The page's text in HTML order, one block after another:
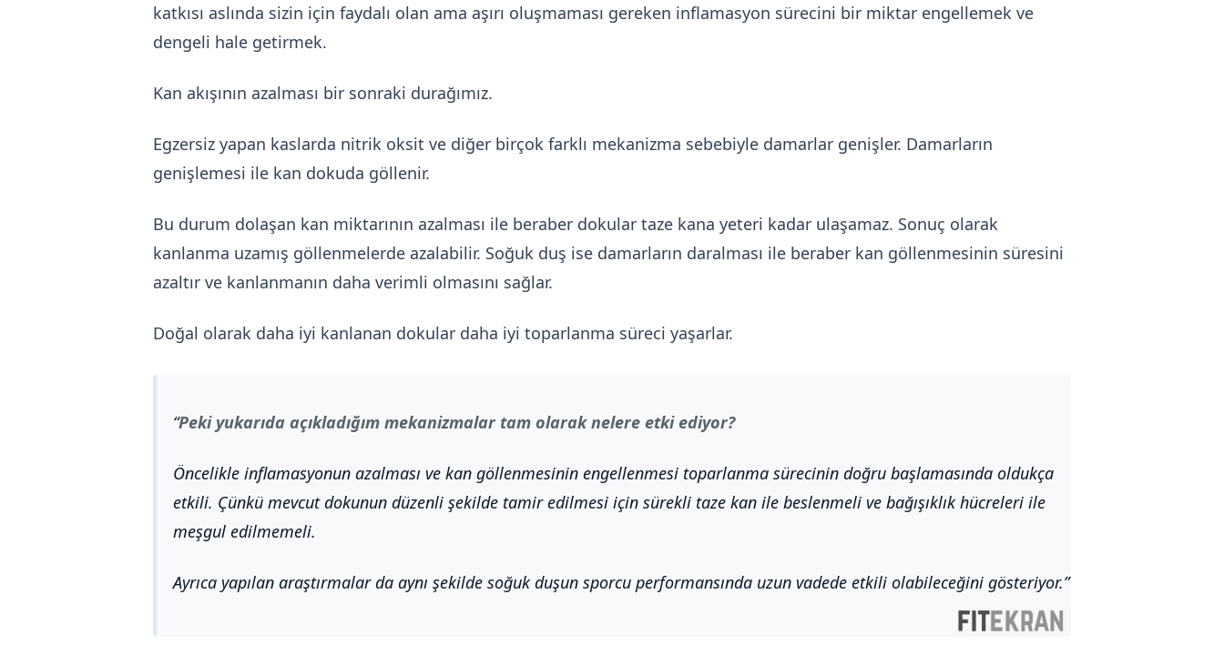
katkısı aslında sizin için faydalı olan ama aşırı oluşmaması gereken inflamasyon sürecini bir miktar engellemek ve
dengeli hale getirmek.
Kan akışının azalması bir sonraki durağımız.
Egzersiz yapan kaslarda nitrik oksit ve diğer birçok farklı mekanizma sebebiyle damarlar genişler. Damarların
genişlemesi ile kan dokuda göllenir.
Bu durum dolaşan kan miktarının azalması ile beraber dokular taze kana yeteri kadar ulaşamaz. Sonuç olarak
kanlanma uzamış göllenmelerde azalabilir. Soğuk duş ise damarların daralması ile beraber kan göllenmesinin süresini
azaltır ve kanlanmanın daha verimli olmasını sağlar.
Doğal olarak daha iyi kanlanan dokular daha iyi toparlanma süreci yaşarlar.
Peki yukarıda açıkladığım mekanizmalar tam olarak nelere etki ediyor?
Öncelikle inflamasyonun azalması ve kan göllenmesinin engellenmesi toparlanma sürecinin doğru başlamasında oldukça
etkili. Çünkü mevcut dokunun düzenli şekilde tamir edilmesi için sürekli taze kan ile beslenmeli ve bağışıklık hücreleri ile
meşgul edilmemeli.
Ayrıca yapılan araştırmalar da aynı şekilde soğuk duşun sporcu performansında uzun vadede etkili olabileceğini gösteriyor.